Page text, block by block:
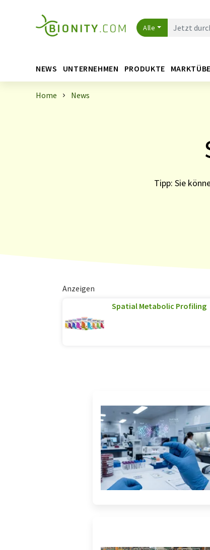
Alle
NEWS UNTERNEHMEN PRODUKTE
Home News
Tipp: Sie
Anzeigen
Spatial Metabolic Profiling